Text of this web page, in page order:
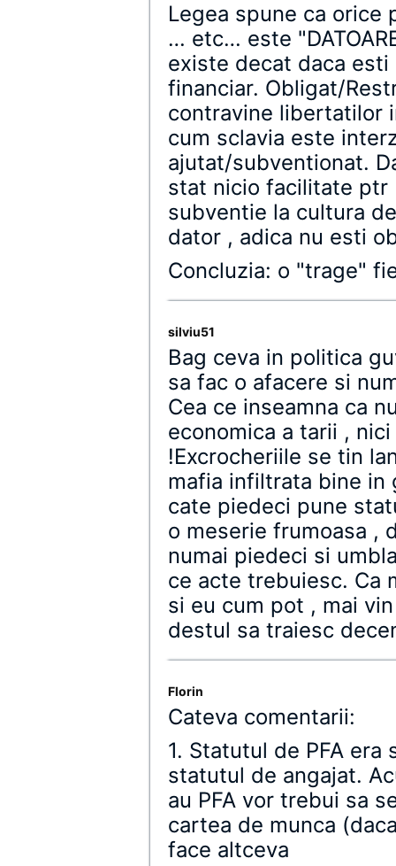
Legea spune ca orice
… etc… este
existe decat daca
financiar. Obligat/
contravine libertatilor
cum sclavia este
ajutat/subventionat.
stat nicio facilitate ptr
subventie la cultura
dator , adica nu esti
Concluzia: o "trage"
silviu51
Bag ceva in politica
sa fac o afacere si
Cea ce inseamna ca
economica a tarii ,
!Excrocheriile se tin
mafia infiltrata bine in
cate piedeci pune
o meserie frumoasa ,
numai piedeci si
ce acte trebuiesc. Ca
si eu cum pot , mai
destul sa traiesc
Florin
Cateva comentarii:
1. Statutul de PFA
statutul de angajat.
au PFA vor trebui sa
cartea de munca
face altceva